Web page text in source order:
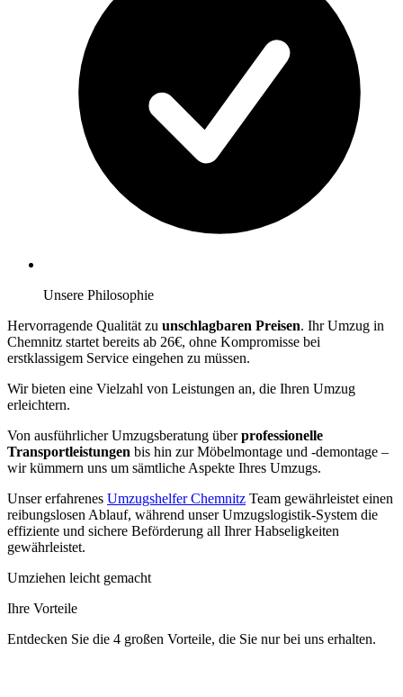
Unsere Philosophie
Hervorragende Qualität zu unschlagbaren Preisen. Ihr Umzug in
Chemnitz startet bereits ab 26€, ohne Kompromisse bei
erstklassigem Service eingehen zu müssen.
Wir bieten eine Vielzahl von Leistungen an, die Ihren Umzug
erleichtern.
Von ausführlicher Umzugsberatung überprofessionelle
Transportleistungen bis hin zur Möbelmontage und -demontage –
wir kümmern uns um sämtliche Aspekte Ihres Umzugs.
Unser erfahrenes Umzugshelfer Chemnitz Team gewährleistet einen
reibungslosen Ablauf, während unser Umzugslogistik-System die
effiziente und sichere Beförderung all Ihrer Habseligkeiten
gewährleistet.
Umziehen leicht gemacht
Ihre Vorteile
Entdecken Sie die 4 großen Vorteile, die Sie nur bei uns erhalten.